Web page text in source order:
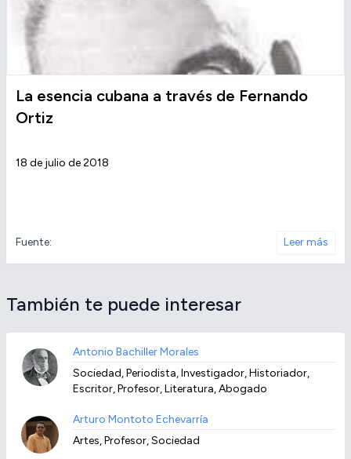
La esencia cubana a través de Fernando
Ortiz
18 de julio de 2018
Fuente: Leer más
También te puede interesar
Antonio Bachiller Morales
Sociedad, Periodista, Investigador, Historiador,
Escritor, Profesor, Literatura, Abogado
Arturo Montoto Echevarría
Artes, Profesor, Sociedad